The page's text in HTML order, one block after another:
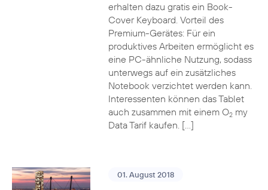
erhalten dazu gratis ein Book-
Cover Keyboard. Vorteil des
Premium-Gerätes: Für ein
produktives Arbeiten ermöglicht es
eine PC-ähnliche Nutzung, sodass
unterwegs auf ein zusätzliches
Notebook verzichtet werden kann.
Interessenten können das Tablet
auch zusammen mit einem O2my
Data Tarif kaufen. […]
01. August 2018